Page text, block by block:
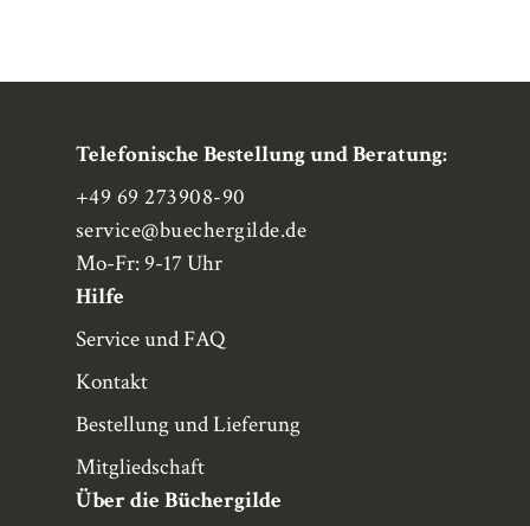
Telefonische Bestellung und Beratung:
+49 69 273908-90
service@buechergilde.de
Mo-Fr: 9-17 Uhr
Hilfe
Service und FAQ
Kontakt
Bestellung und Lieferung
Mitgliedschaft
Über die Büchergilde